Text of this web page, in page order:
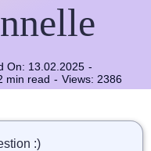
📝
On: 13.02.2025 -
min read - Views: 2386
:)